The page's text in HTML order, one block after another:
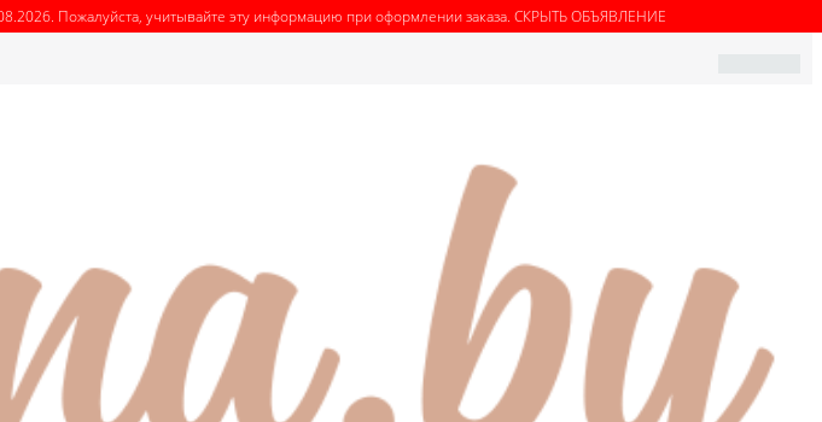
Пожалуйста, учитывайте эту информацию при оформлении заказа. СКРЫТЬ ОБЪЯВЛЕНИЕ